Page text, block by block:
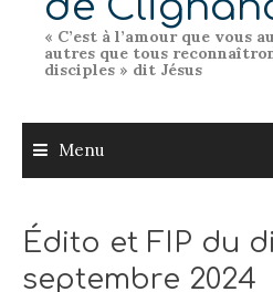
« C’est à l’amour que vous
autres que tous
disciples » dit Jésus
Menu
Édito et FIP du
septembre 2024